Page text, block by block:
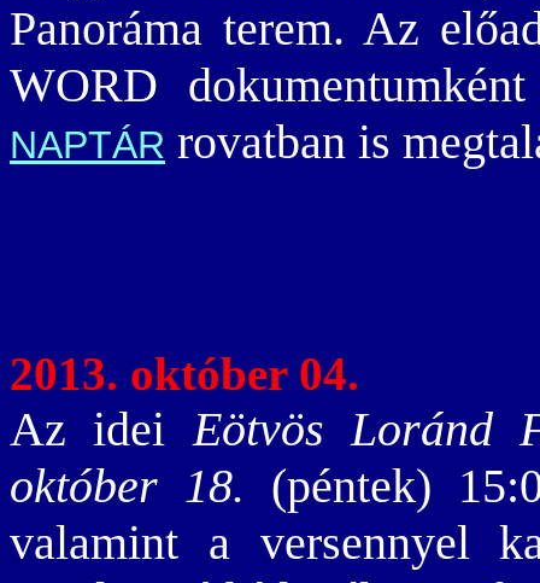
Panoráma terem. Az
WORD
NAPTÁR rovatban is
2013. október 04.
Az ideiEötvös Loránd
október 18. (péntek)
valamint a versennyel